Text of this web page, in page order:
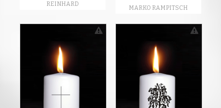
REINHARD
MARKO RAMPITSCH